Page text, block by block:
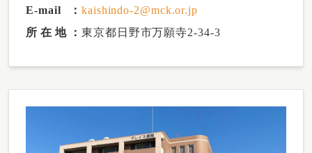
E-mail
kaishindo-2@mck.or.jp
所在地
東京都日野市万願寺2-34-3